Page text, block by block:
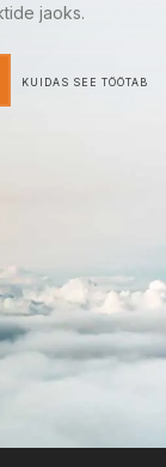
jaoks.
KUIDAS SEE TÖÖTAB